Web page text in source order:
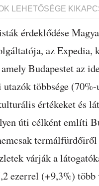
LEHETŐSÉGE
érdeklődése
az Expedia,
Budapestet az
többsége
értékeket és
úti célként említi
várják a
ezerrel (+9,3%) több